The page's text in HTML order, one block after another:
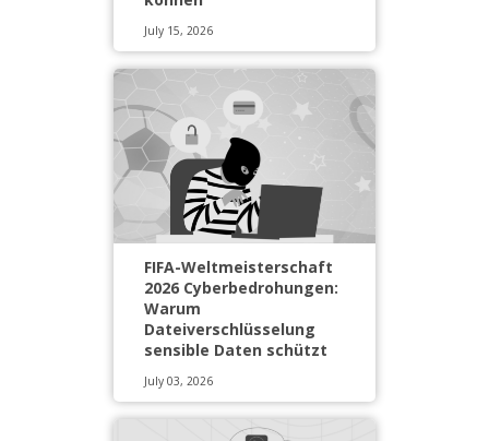
July 15, 2026
FIFA-Weltmeisterschaft
2026 Cyberbedrohungen:
Warum
Dateiverschlüsselung
sensible Daten schützt
July 03, 2026